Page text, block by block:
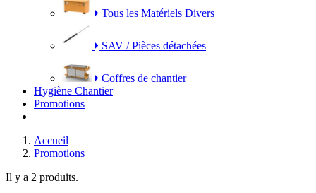
Tous les Matériels Divers
SAV / Pièces détachées
Coffres de chantier
Hygiène Chantier
Promotions
Accueil
Promotions
Il y a 2 produits.